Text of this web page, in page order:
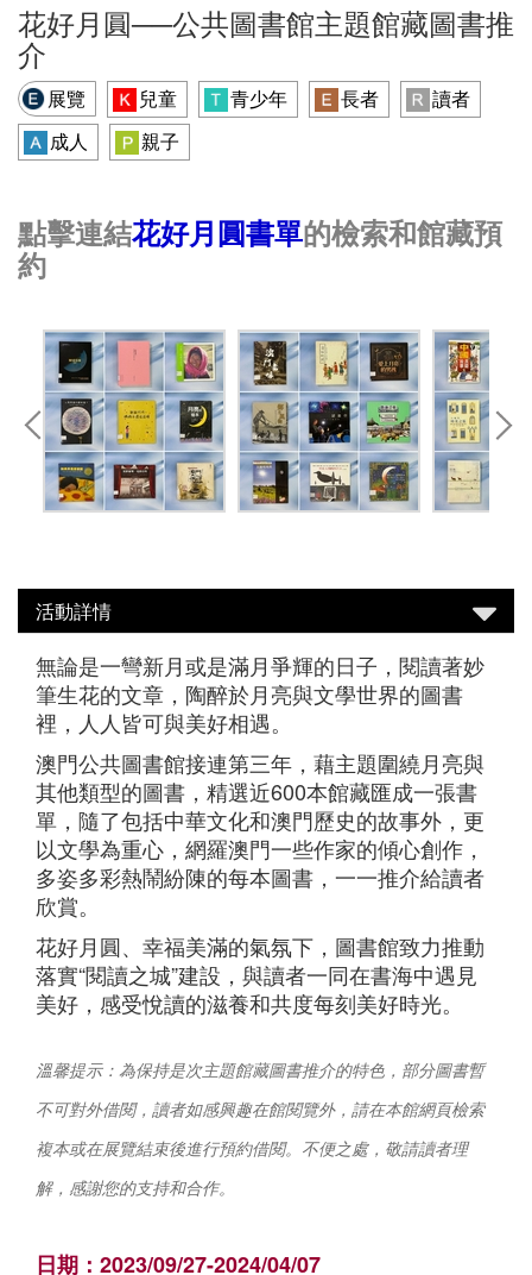
花好月圓──公共圖書館主題館藏圖書推
介
展覽 兒童 青少年 長者
讀者
成人
親子
點擊連結花好月圓書單的檢索和館藏預
約
活動詳情
無論是一彎新月或是滿月爭輝的日子，閱讀著妙
筆生花的文章，陶醉於月亮與文學世界的圖書
裡，人人皆可與美好相遇。
澳門公共圖書館接連第三年， 藉主題圍繞月亮與
其他類型的圖書 ， 精選近600本館藏匯成一張書
單，隨了包括中華文化和澳門歷史的故事外，更
以文學為重心，網羅澳門一些作家的傾心創作，
多姿多彩熱鬧紛陳的每本圖書，一一推介給讀者
欣賞。
花好月圓、幸福美滿的氣氛下， 圖書館致力推動
落實“閱讀之城”建設，與讀者一同在書海中遇見
美好，感受悅讀的滋養和共度每刻美好時光。
溫馨提示：為保持是次主題館藏圖書推介的特色，部分圖書暫
不可對外借閱，讀者如感興趣在館閱覽外，請在本館網頁檢索
複本或在展覽結束後進行預約借閱。不便之處，敬請讀者理
解，感謝您的支持和合作。
日期：2023/09/27-2024/04/07